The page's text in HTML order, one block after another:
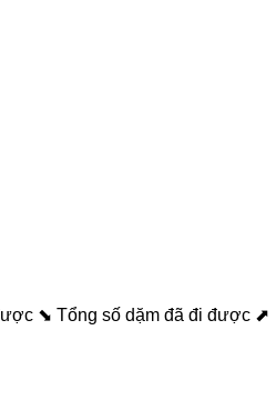
⬊ Tổng số dặm đã đi được ⬈